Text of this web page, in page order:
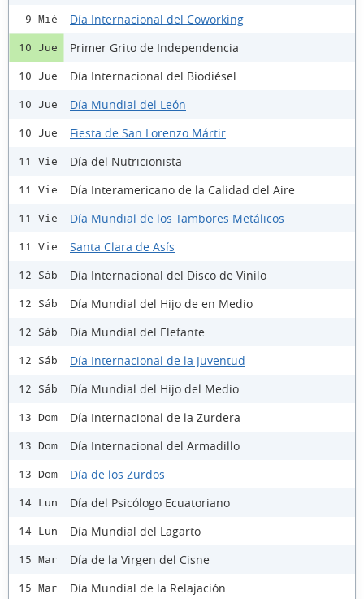
9 Mié Día Internacional del Coworking
10 Jue Primer Grito de Independencia
10 Jue Día Internacional del Biodiésel
10 Jue Día Mundial del León
10 Jue Fiesta de San Lorenzo Mártir
11 Vie Día del Nutricionista
11 Vie Día Interamericano de la Calidad del Aire
11 Vie Día Mundial de los Tambores Metálicos
11 Vie Santa Clara de Asís
12 Sáb Día Internacional del Disco de Vinilo
12 Sáb Día Mundial del Hijo de en Medio
12 Sáb Día Mundial del Elefante
12 Sáb Día Internacional de la Juventud
12 Sáb Día Mundial del Hijo del Medio
13 Dom Día Internacional de la Zurdera
13 Dom Día Internacional del Armadillo
13 Dom Día de los Zurdos
14 Lun Día del Psicólogo Ecuatoriano
14 Lun Día Mundial del Lagarto
15 Mar Día de la Virgen del Cisne
15 Mar Día Mundial de la Relajación